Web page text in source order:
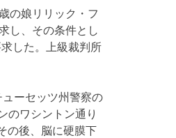
の娘リリック・フ
し、その条件とし
した。上級裁判所
ーセッツ州警察の
のワシントン通り
の後、脳に硬膜下